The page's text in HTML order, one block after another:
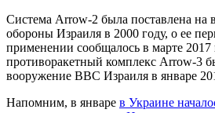
Система Arrow-2 была поставлена
обороны Израиля в 2000 году, о ее
применении сообщалось в марте
противоракетный комплекс Arrow-3
вооружение ВВС Израиля в январе
Напомним, в январе в Украине